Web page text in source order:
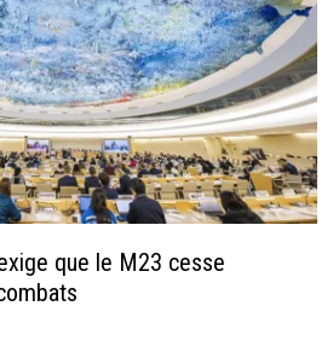
que le M23 cesse